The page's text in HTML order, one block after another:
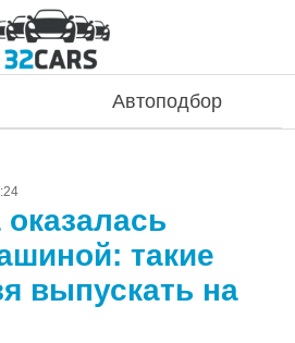
Автоподбор
такие
выпускать на